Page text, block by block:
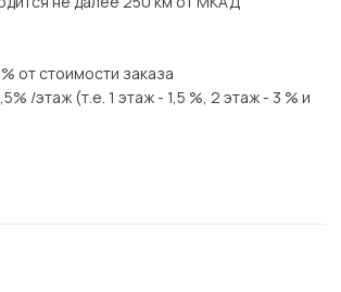
от стоимости заказа
/этаж (т.е. 1 этаж - 1,5 %, 2 этаж - 3 % и